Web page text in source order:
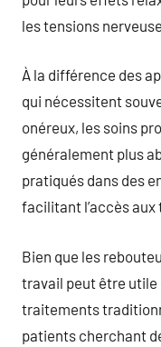
les tensions
À la différence des
qui nécessitent
onéreux, les soins
généralement plus
pratiqués dans des
facilitant l’accès
Bien que les
travail peut être
traitements
patients cherchant